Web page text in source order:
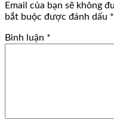
Email của bạn sẽ không
bắt buộc được đánh dấu *
Bình luận *